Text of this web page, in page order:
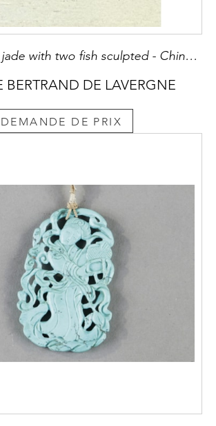
small pendant jade with two fish sculpted - China 19th century
BERTRAND DE LAVERGNE
DEMANDE DE PRIX